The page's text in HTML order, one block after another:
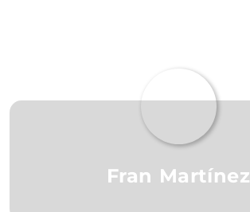
Fran Martínez